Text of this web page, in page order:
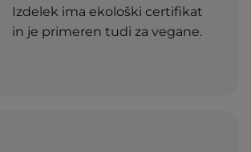
Izdelek ima ekološki certifikat
in je primeren tudi za vegane.